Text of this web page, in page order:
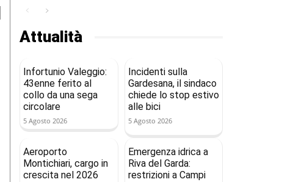
Attualità
Infortunio Valeggio:
43enne ferito al
collo da una sega
circolare
5 Agosto 2026
Incidenti sulla
Gardesana, il sindaco
chiede lo stop estivo
alle bici
5 Agosto 2026
Aeroporto
Montichiari, cargo in
crescita nel 2026
Emergenza idrica a
Riva del Garda:
restrizioni a Campi